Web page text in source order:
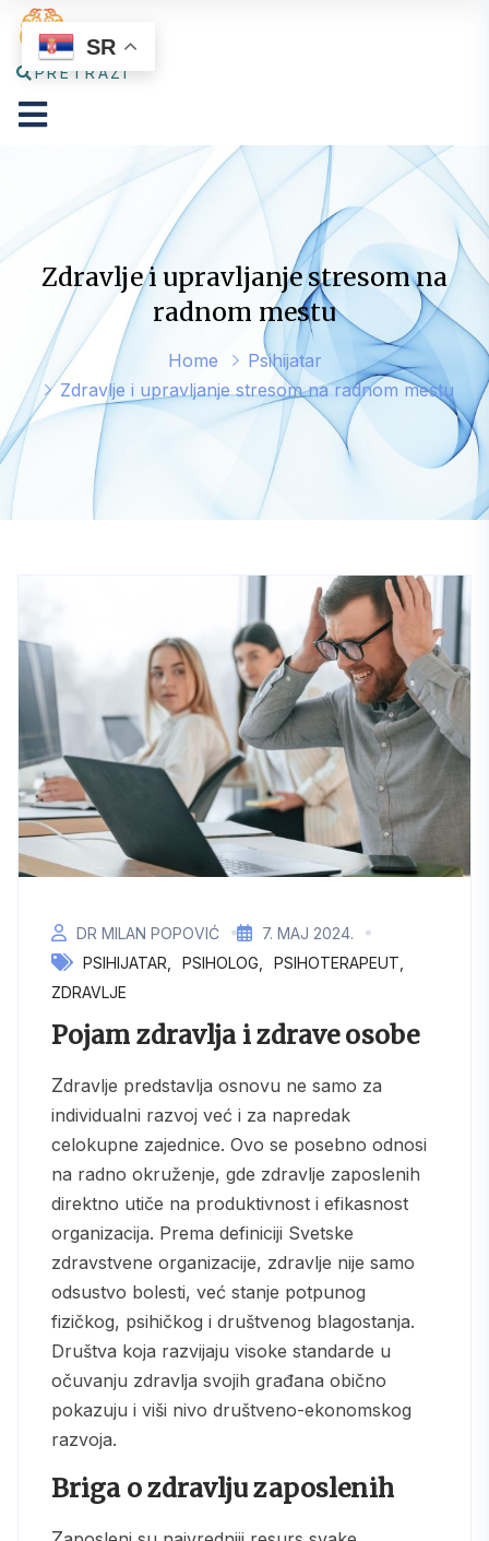
PRETRAŽI
Zdravlje i upravljanje stresom na
radnom mestu
Home
Psihijatar
Zdravlje i upravljanje stresom na radnom mestu
DR MILAN POPOVIĆ
7. МАЈ 2024.
PSIHIJATAR
PSIHOLOG
PSIHOTERAPEUT
ZDRAVLJE
Pojam zdravlja i zdrave osobe
Zdravlje predstavlja osnovu ne samo za
individualni razvoj već i za napredak
celokupne zajednice. Ovo se posebno odnosi
na radno okruženje, gde zdravlje zaposlenih
direktno utiče na produktivnost i efikasnost
organizacija. Prema definiciji Svetske
zdravstvene organizacije, zdravlje nije samo
odsustvo bolesti, već stanje potpunog
fizičkog, psihičkog i društvenog blagostanja.
Društva koja razvijaju visoke standarde u
očuvanju zdravlja svojih građana obično
pokazuju i viši nivo društveno-ekonomskog
razvoja.
Briga o zdravlju zaposlenih
SR